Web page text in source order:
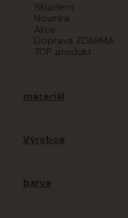
Skladem
Novinka
Akce
Doprava ZDARMA
TOP produkt
materiál
Výrobce
barva